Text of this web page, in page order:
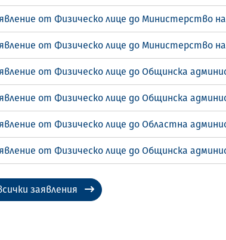
от Физическо лице до Министерство
от Физическо лице до Министерство
от Физическо лице до Общинска
от Физическо лице до Общинска
от Физическо лице до Областна
от Физическо лице до Общинска
заявления